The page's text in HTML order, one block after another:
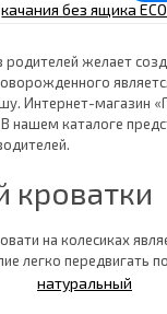
желает
Интернет-магазин
нашем каталоге
кроватки
на колесиках
легко передвигать